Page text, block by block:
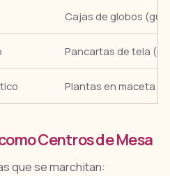
Cajas de globos
Pancartas de tela
Plantas en maceta
Centros de Mesa
que se marchitan: